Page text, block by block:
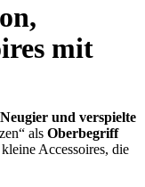
mit
und verspielte
als Oberbegriff
Accessoires, die